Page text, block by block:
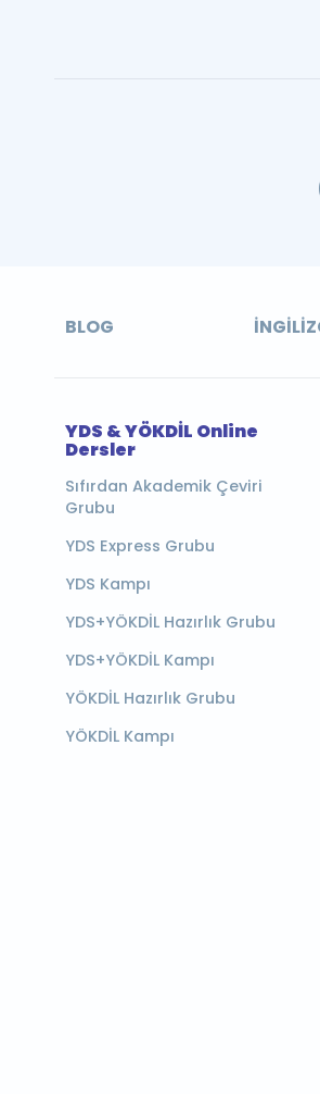
BLOG
YDS & YÖKDİL Online
Dersler
Sıfırdan Akademik Çeviri
Grubu
YDS Express Grubu
YDS Kampı
YDS+YÖKDİL Hazırlık Grubu
YDS+YÖKDİL Kampı
YÖKDİL Hazırlık Grubu
YÖKDİL Kampı